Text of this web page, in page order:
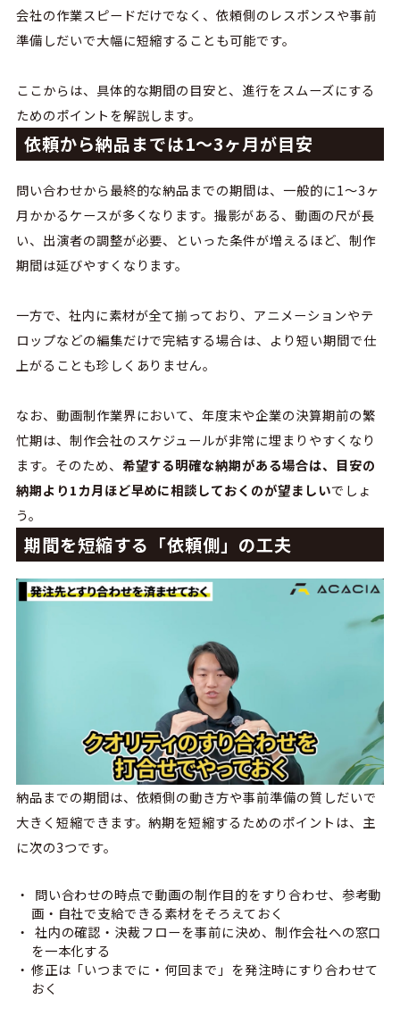
会社の作業スピードだけでなく、依頼側のレスポンスや事前
準備しだいで大幅に短縮することも可能です。
ここからは、具体的な期間の目安と、進行をスムーズにする
ためのポイントを解説します。
依頼から納品までは1〜3ヶ月が目安
問い合わせから最終的な納品までの期間は、一般的に1〜3ヶ
月かかるケースが多くなります。撮影がある、動画の尺が長
い、出演者の調整が必要、といった条件が増えるほど、制作
期間は延びやすくなります。
一方で、社内に素材が全て揃っており、アニメーションやテ
ロップなどの編集だけで完結する場合は、より短い期間で仕
上がることも珍しくありません。
なお、動画制作業界において、年度末や企業の決算期前の繁
忙期は、制作会社のスケジュールが非常に埋まりやすくなり
ます。そのため、 希望する明確な納期がある場合は、目安の
納期より1カ月ほど早めに相談しておくのが望ましいでしょ
う。
期間を短縮する「依頼側」の工夫
納品までの期間は、依頼側の動き方や事前準備の質しだいで
大きく短縮できます。納期を短縮するためのポイントは、主
に次の3つです。
問い合わせの時点で動画の制作目的をすり合わせ、参考動
画・自社で支給できる素材をそろえておく
社内の確認・決裁フローを事前に決め、制作会社への窓口
を一本化する
修正は「いつまでに・何回まで」を発注時にすり合わせて
おく